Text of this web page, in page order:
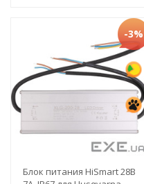
-3%
Блок питания HiSmart 28В